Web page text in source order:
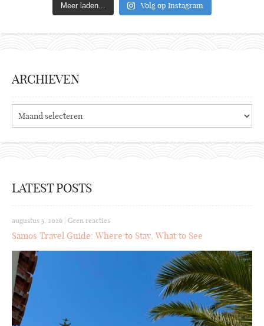
Meer laden... Volg op Instagram
ARCHIEVEN
Archieven
LATEST POSTS
augustus 5, 2026 Geen reacties
Samos Travel Guide: Where to Stay, What to See